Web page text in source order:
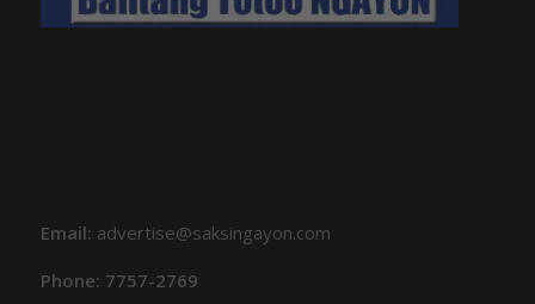
Email: advertise@saksingayon.com
Phone: 7757-2769